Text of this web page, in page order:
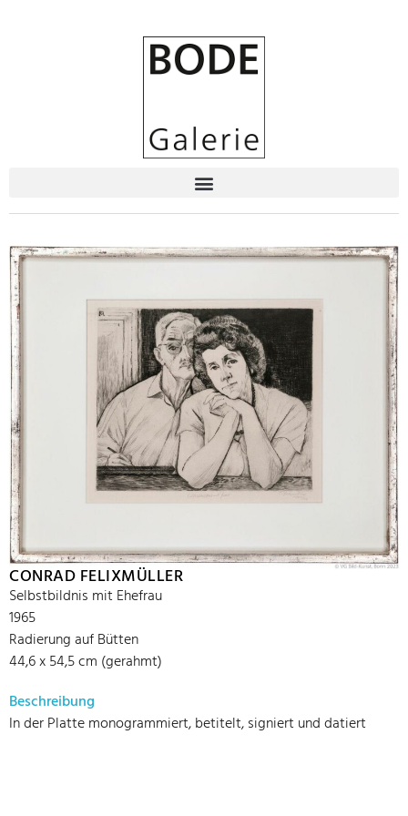
CONRAD FELIXMÜLLER
Selbstbildnis mit Ehefrau
1965
Radierung auf Bütten
44,6 x 54,5 cm (gerahmt)
Beschreibung
In der Platte monogrammiert, betitelt, signiert und datiert